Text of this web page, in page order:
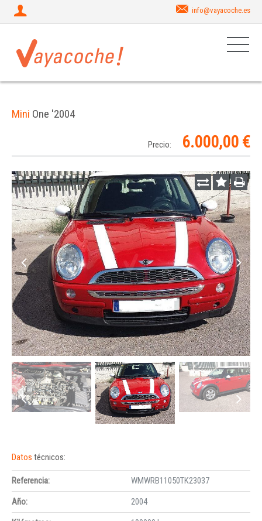
info@vayacoche.es
Mini One '2004
Precio: 6.000,00 €
Datos técnicos:
Referencia:
WMWRB11050TK23037
Año:
2004